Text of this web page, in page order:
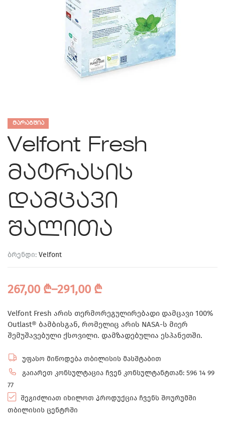
ᲛᲐᲠᲐᲒᲨᲘᲐ
Velfont Fresh
მატრასის
დამცავი
შალითა
ბრენდი: Velfont
267,00 ₾–291,00 ₾
Velfont Fresh არის თერმორეგულირებადი დამცავი 100%
Outlast® ბამბისგან, რომელიც არის NASA-ს მიერ
შემუშავებული ქსოვილი. დამზადებულია ესპანეთში.
უფასო მიწოდება თბილისის მასშტაბით
გაიარეთ კონსულტაცია ჩვენ კონსულტანტთან: 596 14 99
77
შეგიძლიათ იხილოთ პროდუქცია ჩვენს შოურუმში
თბილისის ცენტრში